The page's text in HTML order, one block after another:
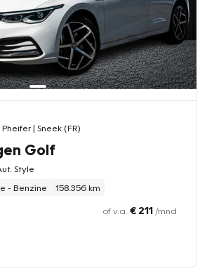
| Sneek (FR)
Golf
Style
- Benzine 158.356 km
of v.a. € 211 /mnd